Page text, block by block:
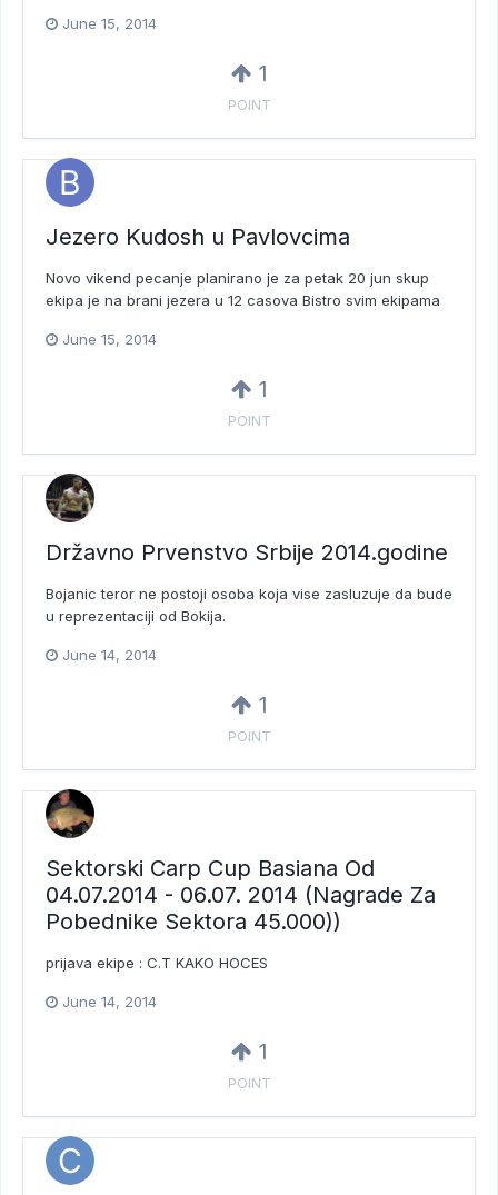
June 15, 2014
1
POINT
Jezero Kudosh u Pavlovcima
Novo vikend pecanje planirano je za petak 20 jun skup
ekipa je na brani jezera u 12 casova Bistro svim ekipama
June 15, 2014
1
POINT
Državno Prvenstvo Srbije 2014.godine
Bojanic teror ne postoji osoba koja vise zasluzuje da bude
u reprezentaciji od Bokija.
June 14, 2014
1
POINT
Sektorski Carp Cup Basiana Od
04.07.2014 - 06.07. 2014 (Nagrade Za
Pobednike Sektora 45.000))
prijava ekipe : C.T KAKO HOCES
June 14, 2014
1
POINT